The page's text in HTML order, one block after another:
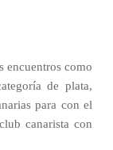
encuentros como
de plata,
para con el
canarista con